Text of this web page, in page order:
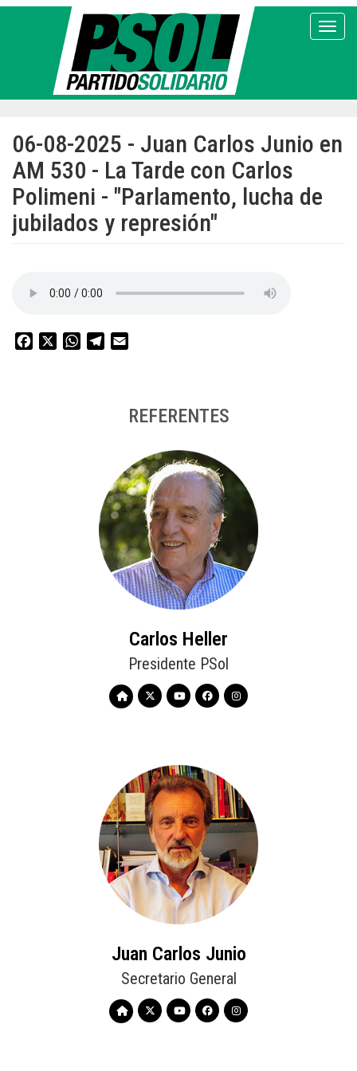
Pasar
06-08-2025 - Juan Carlos Junio en
AM 530 - La Tarde con Carlos
Polimeni - "Parlamento, lucha de
jubilados y represión"
Facebook WhatsAppTelegram
REFERENTES
Carlos Heller
Presidente PSol
Juan Carlos Junio
Secretario General